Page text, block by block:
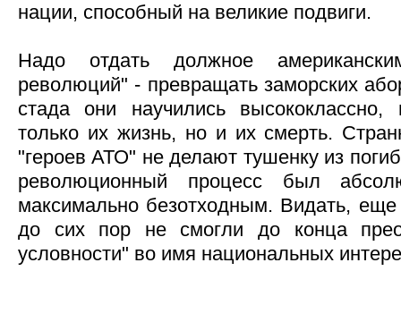
нации, способный на великие подвиги.
Надо отдать должное
революций" - превращать заморских
стада они научились высококлассно,
только их жизнь, но и их смерть.
"героев АТО" не делают тушенку из
революционный процесс был
максимально безотходным. Видать,
до сих пор не смогли до конца
условности" во имя национальных